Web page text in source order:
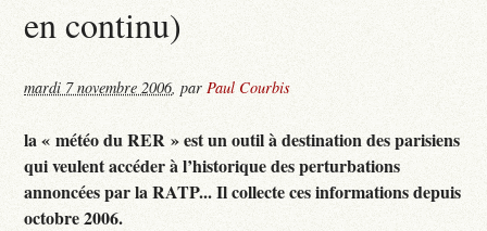
en continu)
mardi 7 novembre 2006,parPaul Courbis
la « météo du RER » est un outil à destination des parisiens
qui veulent accéder à l’historique des perturbations
annoncées par la RATP... Il collecte ces informations depuis
octobre 2006.